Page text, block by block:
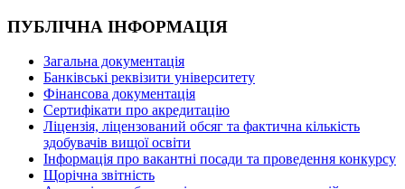
ПУБЛІЧНА ІНФОРМАЦІЯ
Загальна документація
Банківські реквізити університету
Фінансова документація
Сертифікати про акредитацію
Ліцензія, ліцензований обсяг та фактична кількість
здобувачів вищої освіти
Інформація про вакантні посади та проведення конкурсу
Щорічна звітність